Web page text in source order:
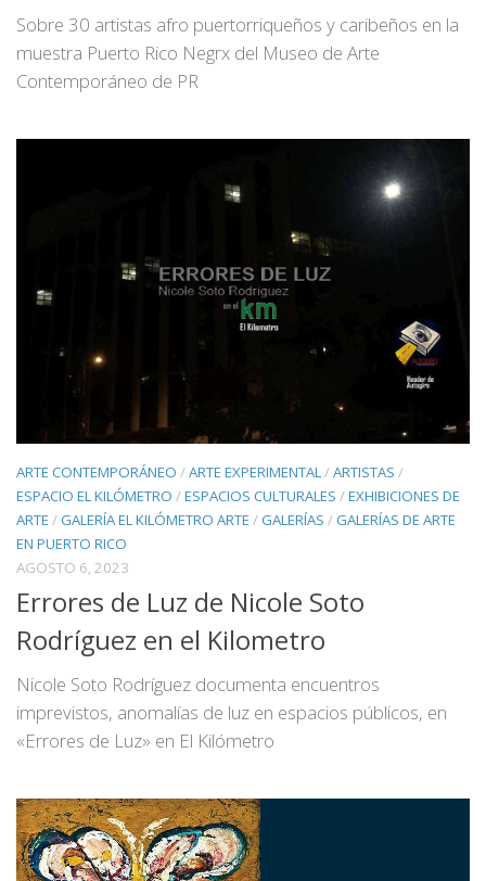
Sobre 30 artistas afro puertorriqueños y caribeños en la
muestra Puerto Rico Negrx del Museo de Arte
Contemporáneo de PR
ARTE CONTEMPORÁNEO /ARTE EXPERIMENTAL/ARTISTAS /
ESPACIO EL KILÓMETRO /ESPACIOS CULTURALES /EXHIBICIONES DE
ARTE / GALERÍA EL KILÓMETRO ARTE / GALERÍAS / GALERÍAS DE ARTE
EN PUERTO RICO
AGOSTO 6, 2023
Errores de Luz de Nicole Soto
Rodríguez en el Kilometro
Nicole Soto Rodríguez documenta encuentros
imprevistos, anomalías de luz en espacios públicos, en
«Errores de Luz» en El Kilómetro